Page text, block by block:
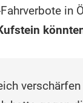
in